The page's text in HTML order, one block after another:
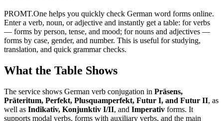
PROMT.One helps you quickly check German word forms online.
Enter a verb, noun, or adjective and instantly get a table: for verbs
— forms by person, tense, and mood; for nouns and adjectives —
forms by case, gender, and number. This is useful for studying,
translation, and quick grammar checks.
What the Table Shows
The service shows German verb conjugation in Präsens,
Präteritum, Perfekt, Plusquamperfekt, Futur I, and Futur II, as
well as Indikativ, Konjunktiv I/II, and Imperativ forms. It
supports modal verbs, forms with auxiliary verbs, and the main